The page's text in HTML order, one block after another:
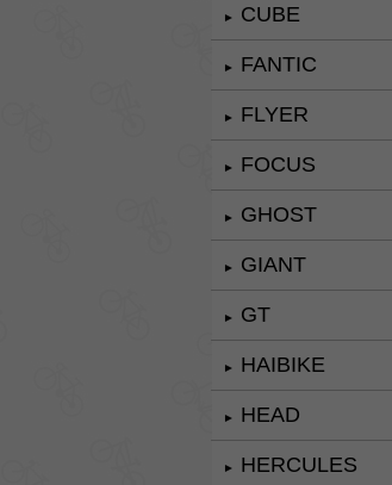
► CUBE
► FANTIC
► FLYER
► FOCUS
► GHOST
► GIANT
► GT
► HAIBIKE
► HEAD
► HERCULES